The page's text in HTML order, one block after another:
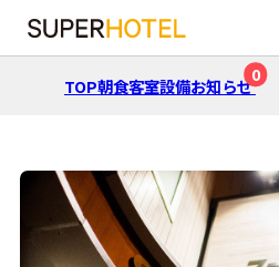
TOP朝⾷客室設備お知らせ
0